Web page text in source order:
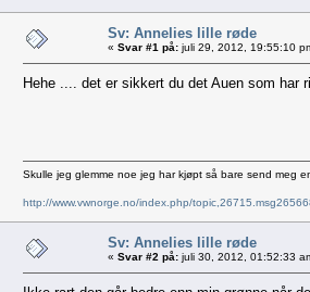
Sv: Annelies lille røde
« Svar #1 på: juli 29, 2012, 19:55:10
Hehe .... det er sikkert du det Auen som har
Skulle jeg glemme noe jeg har kjøpt så bare send meg
http://www.vwnorge.no/index.php/
Sv: Annelies lille røde
« Svar #2 på: juli 30, 2012, 01:52:33